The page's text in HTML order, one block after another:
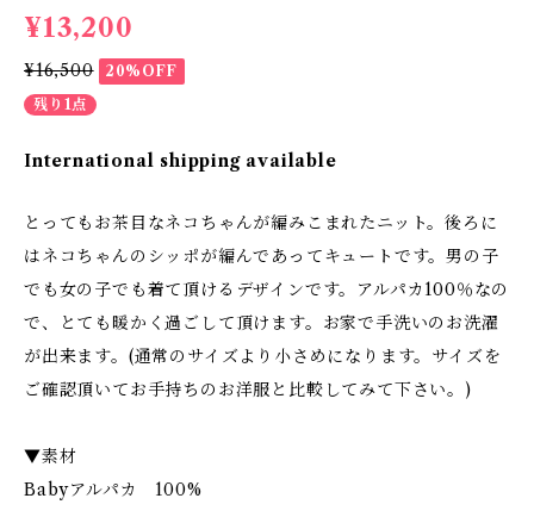
¥13,200
¥16,500
20%OFF
残り1点
International shipping available
とってもお茶目なネコちゃんが編みこまれたニット。後ろに
はネコちゃんのシッポが編んであってキュートです。男の子
でも女の子でも着て頂けるデザインです。アルパカ100％なの
で、とても暖かく過ごして頂けます。お家で手洗いのお洗濯
が出来ます。(通常のサイズより小さめになります。サイズを
ご確認頂いてお手持ちのお洋服と比較してみて下さい。)
▼素材
Babyアルパカ 100%